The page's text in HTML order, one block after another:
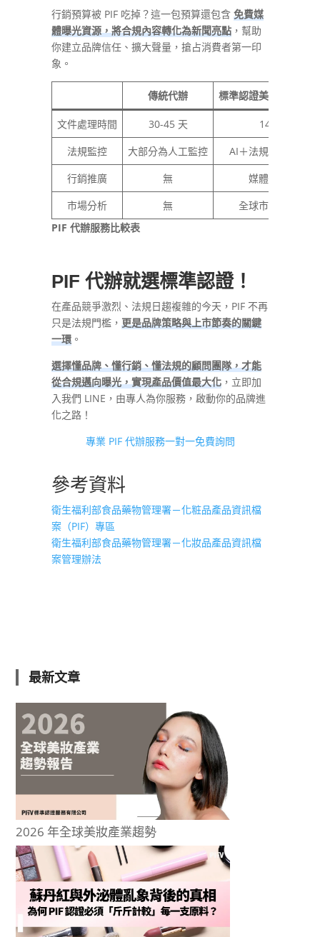
行銷預算被 PIF 吃掉？這一包預算還包含免費媒
體曝光資源，將合規內容轉化為新聞亮點 ，幫助
你建立品牌信任、擴大聲量，搶占消費者第一印
象。
傳統代辦 標準認證美妝整合顧
文件處理時間 30-45 天
14-21 天
法規監控
大部分為人工監控
AI＋法規風控預警
行銷推廣
無
媒體新聞曝光
市場分析
無
全球市場趨勢報告
PIF 代辦服務比較表
PIF 代辦就選標準認證！
在產品競爭激烈、法規日趨複雜的今天，PIF 不再
只是法規門檻，更是品牌策略與上市節奏的關鍵
一環 。
選擇懂品牌、懂行銷、懂法規的顧問團隊，才能
從合規邁向曝光，實現產品價值最大化 ，立即加
入我們 LINE，由專人為你服務，啟動你的品牌進
化之路！
專業 PIF 代辦服務一對一免費詢問
參考資料
衛生福利部食品藥物管理署－化粧品產品資訊檔
案（PIF）專區
衛生福利部食品藥物管理署－化妝品產品資訊檔
案管理辦法
最新文章
2026 年全球美妝產業趨勢